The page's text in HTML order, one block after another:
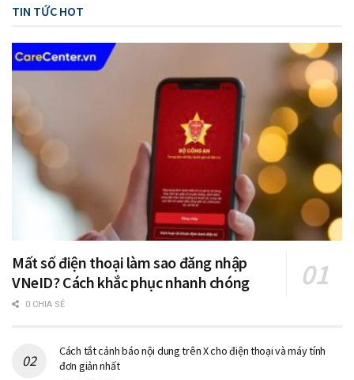
TIN TỨC HOT
Mất số điện thoại làm sao đăng nhập
VNeID? Cách khắc phục nhanh chóng
0 CHIA SẺ
Cách tắt cảnh báo nội dung trên X cho điện thoại và máy tính
đơn giản nhất